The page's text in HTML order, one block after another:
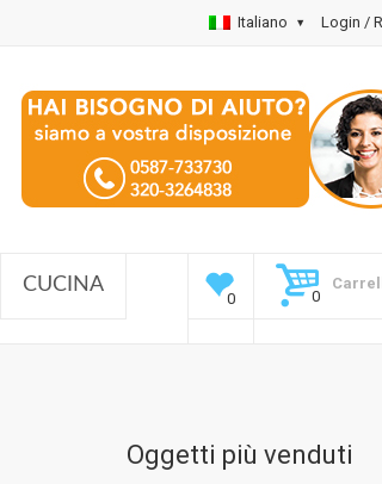
Login /
Italiano
CUCINA
Oggetti più venduti